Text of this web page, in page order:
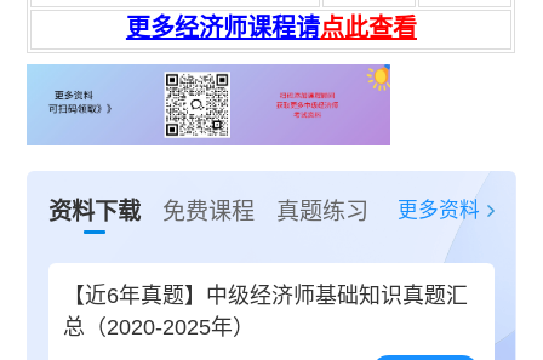
更多经济师课程请点此查看
资料下载 免费课程 真题练习 更多资料
【近6年真题】中级经济师基础知识真题汇
总（2020-2025年）